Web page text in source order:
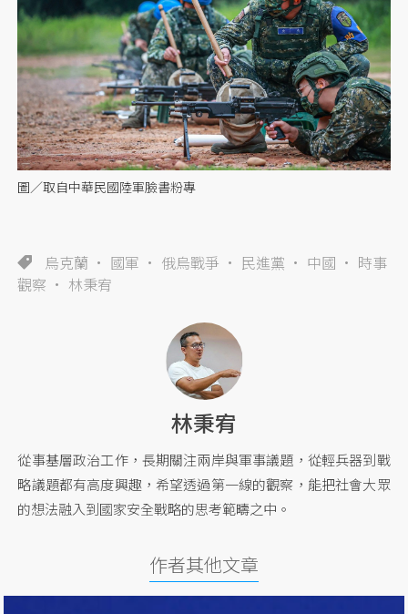
圖／取自中華民國陸軍臉書粉專
烏克蘭 國軍 俄烏戰爭 民進黨 中國
時事
觀察
林秉宥
林秉宥
從事基層政治工作，長期關注兩岸與軍事議題，從輕兵器到戰
略議題都有高度興趣，希望透過第一線的觀察，能把社會大眾
的想法融入到國家安全戰略的思考範疇之中。
作者其他文章